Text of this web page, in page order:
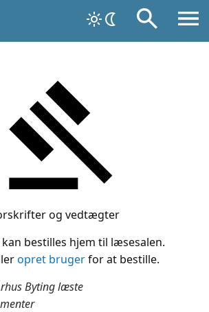
og vedtægter
bestilles hjem til læsesalen.
opret brugerfor at bestille.
Byting læste